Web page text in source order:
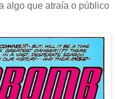
algo que atraía o público